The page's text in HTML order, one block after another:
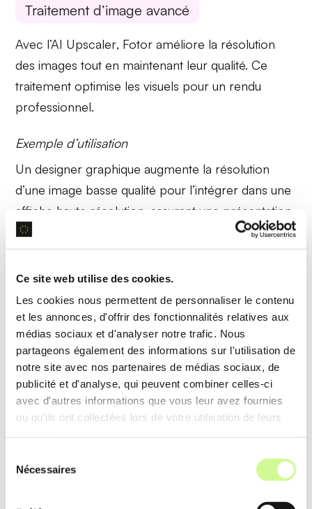
Ce site web utilise des cookies.
Les cookies nous permettent de personnaliser le contenu
et les annonces, d'offrir des fonctionnalités relatives aux
médias sociaux et d'analyser notre trafic. Nous
partageons également des informations sur l'utilisation de
notre site avec nos partenaires de médias sociaux, de
publicité et d'analyse, qui peuvent combiner celles-ci
avec d'autres informations que vous leur avez fournies
ou qu'ils ont collectées lors de votre utilisation de leurs
Nécessaires
Traitement d’image avancé
Avec l’AI Upscaler, Fotor améliore la résolution
des images tout en maintenant leur qualité. Ce
traitement optimise les visuels pour un rendu
professionnel.
Exemple d’utilisation
Un designer graphique augmente la résolution
d’une image basse qualité pour l’intégrer dans une
affiche haute résolution, assurant une présentation
impeccable.
Analyse de données
Fotor intègre uneanalyse de données pour ajuster
les styles artistiques en fonction des tendances et
préférences des utilisateurs, offrant des
recommandations personnalisées.
Exemple d’utilisation
Un influenceur reçoit des suggestions de styles
artistiques pour ses publications sur les réseaux
sociaux, augmentant l’engagement et l’attrait visuel